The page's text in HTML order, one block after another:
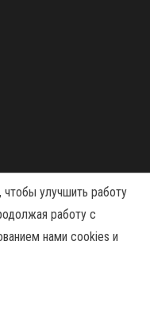
чтобы улучшить работу
работу с
нами cookies и